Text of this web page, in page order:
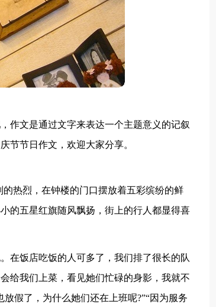
作文是通过文字来表达一个主题意义的记叙
节节日作文，欢迎大家分享。
热烈，在钟楼的门口摆放着五彩缤纷的鲜
的五星红旗随风飘扬，街上的行人都显得喜
在饭店吃饭的人可多了，我们排了很长的队
给我们上菜，看见她们忙碌的身影，我就不
假了，为什么她们还在上班呢?”“因为服务